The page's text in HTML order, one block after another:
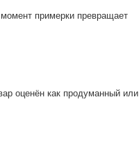
примерки превращает
оценён как продуманный или